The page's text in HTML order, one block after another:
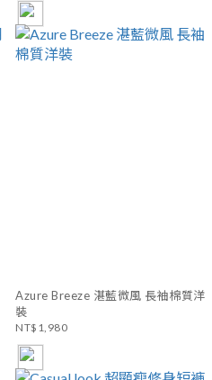
Azure Breeze 湛藍微風 長袖棉質洋
裝
NT$1,980